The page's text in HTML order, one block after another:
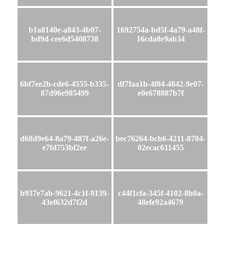
b1a8140e-a843-4b07-
bd9d-cee6d5408738
1692754a-bd5f-4a79-a48f-
16cda8e9ab34
6bf7ee2b-cde6-4555-b335-
87d96e985499
df7faa1b-4f04-4842-9e07-
e0e678887b7f
d68d9e64-8a79-487f-a26e-
e7fd753bf2ee
bec76264-bcb6-4211-8704-
02ecac611455
b937e7ab-9621-4c1f-9139-
43ef632d7f2d
c44f1cfa-345f-4102-8b0a-
48efe92a4679